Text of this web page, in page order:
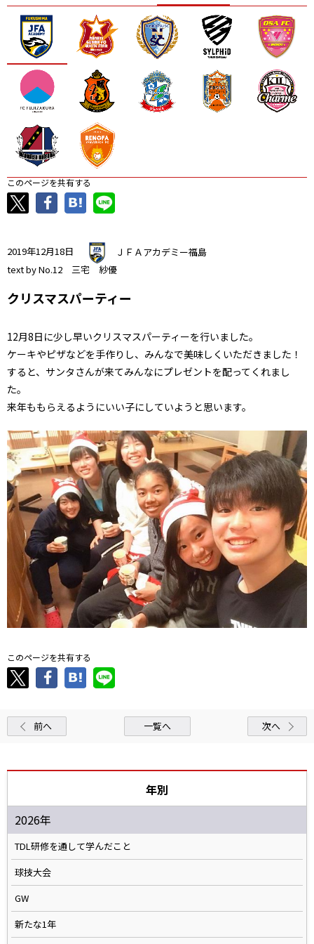
ニッパツ 名古屋 静岡 愛媛Ｌ
このページを共有する
2019年12月18日
ＪＦＡアカデミー福島
text by No.12 三宅 紗優
クリスマスパーティー
12月8日に少し早いクリスマスパーティーを行いました。
ケーキやピザなどを手作りし、みんなで美味しくいただきました！
すると、サンタさんが来てみんなにプレゼントを配ってくれまし
た。
来年ももらえるようにいい子にしていようと思います。
このページを共有する
前へ 一覧へ 次へ
年別
2026年
TDL研修を通して学んだこと
球技大会
GW
新たな1年